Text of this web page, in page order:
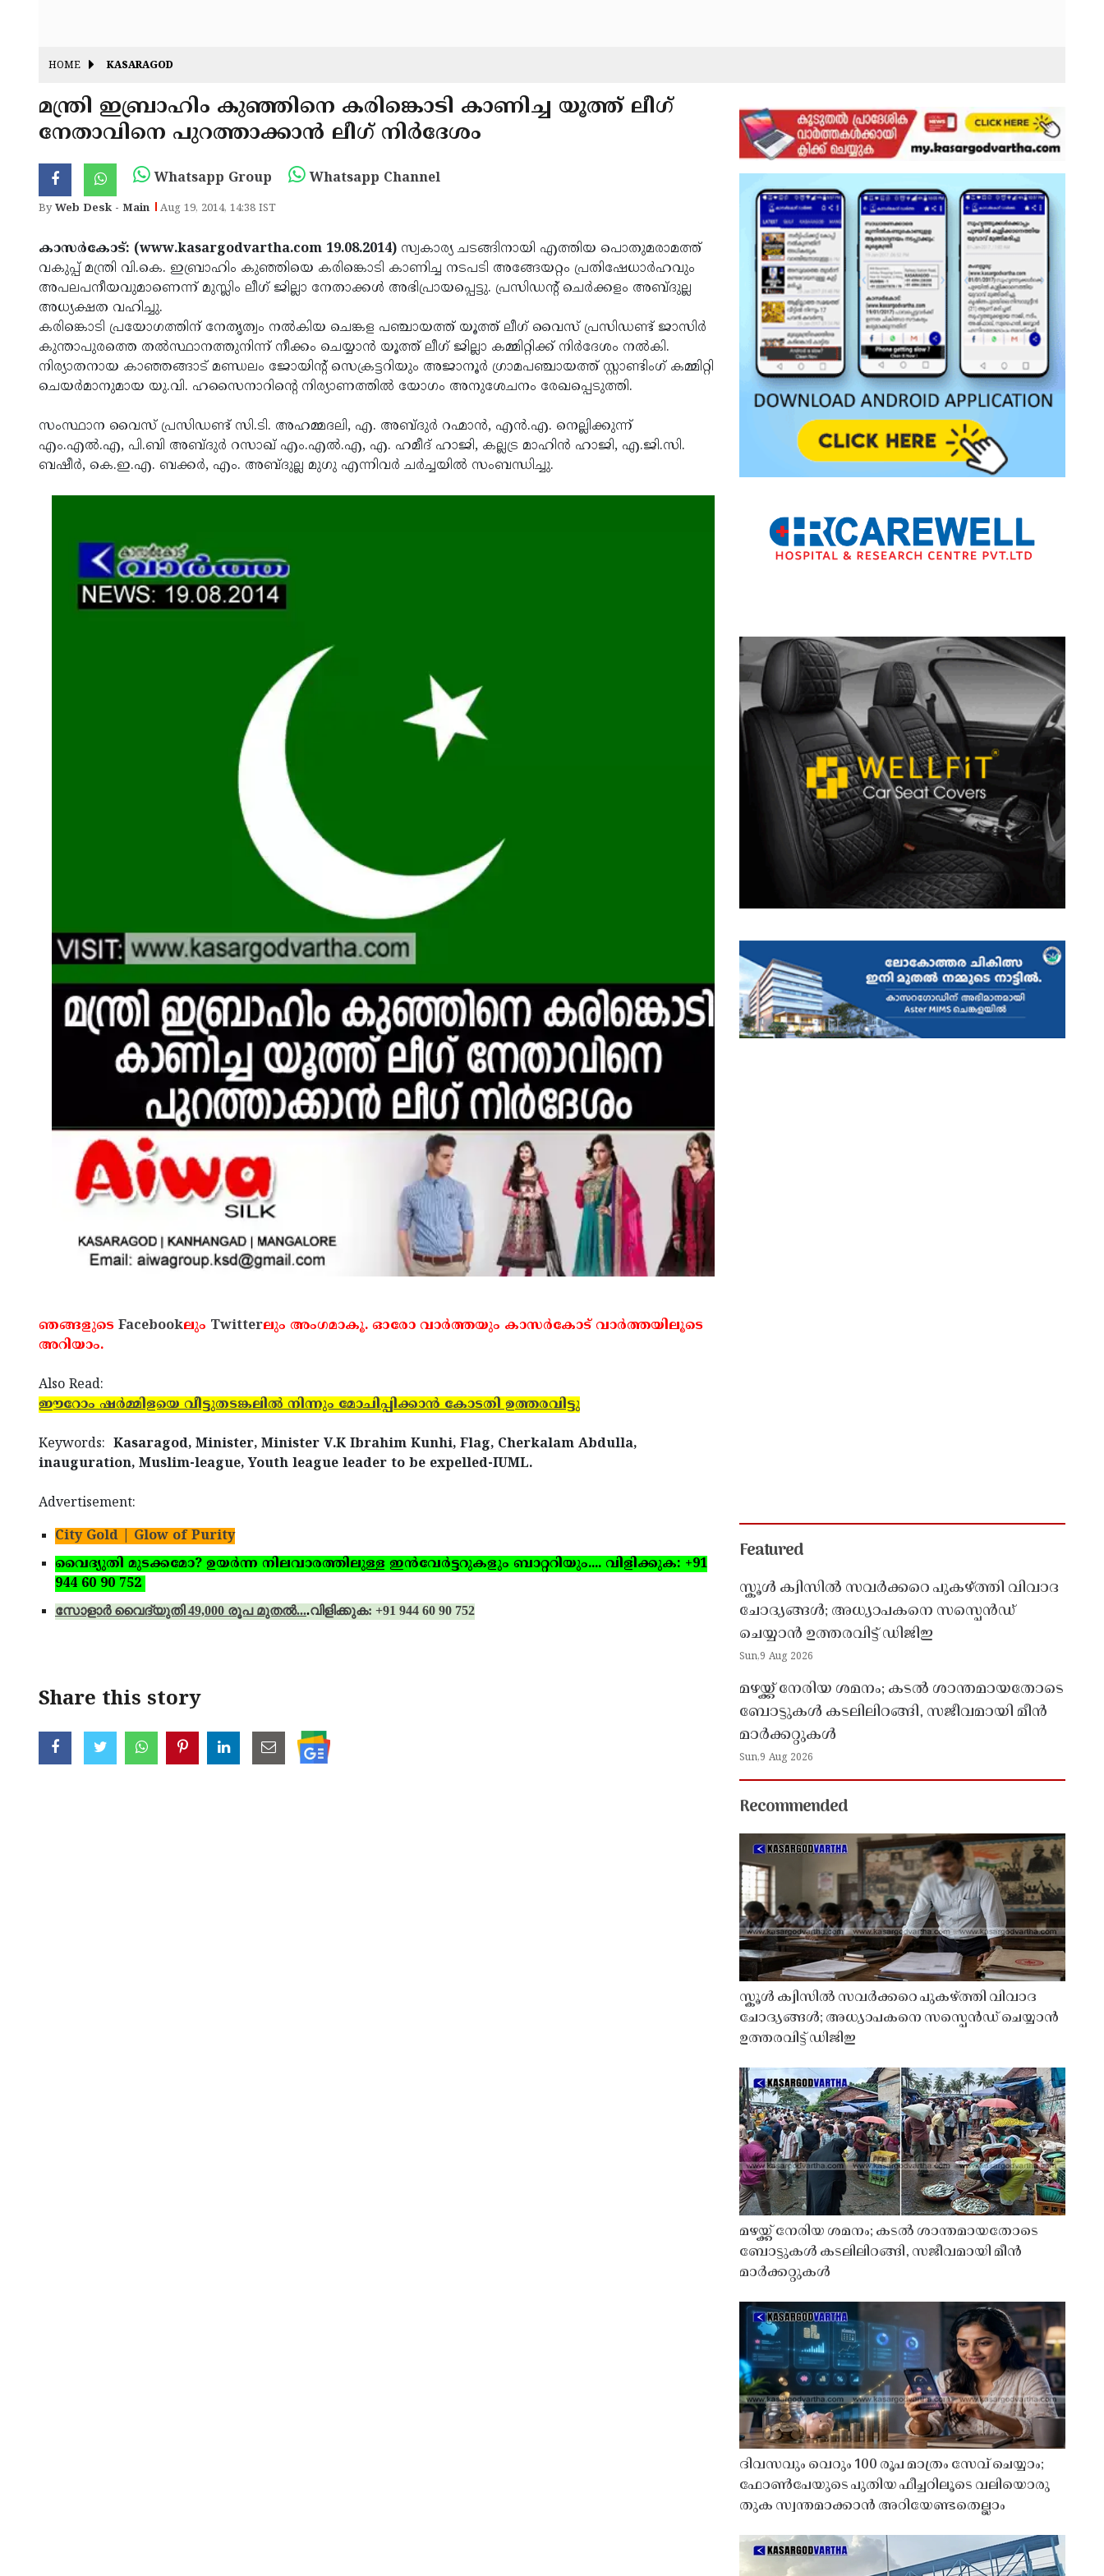
HOME KASARAGOD
മന്ത്രി ഇബ്രാഹിം കുഞ്ഞിനെ കരിങ്കൊടി കാണിച്ച യൂത്ത് ലീഗ്
നേതാവിനെ പുറത്താക്കാന്‍ ലീഗ് നിര്‍ദേശം
Whatsapp Group Whatsapp Channel
ByWeb Desk - Main Aug 19, 2014, 14:38 IST
കാസര്‍കോട്: (www.kasargodvartha.com 19.08.2014) സ്വകാര്യ ചടങ്ങിനായി എത്തിയ പൊതുമരാമത്ത്
വകുപ്പ് മന്ത്രി വി.കെ. ഇബ്രാഹിം കുഞ്ഞിയെ കരിങ്കൊടി കാണിച്ച നടപടി അങ്ങേയറ്റം പ്രതിഷേധാര്‍ഹവും
അപലപനീയവുമാണെന്ന് മുസ്ലിം ലീഗ് ജില്ലാ നേതാക്കള്‍ അഭിപ്രായപ്പെട്ടു. പ്രസിഡന്റ് ചെര്‍ക്കളം അബ്ദുല്ല
അധ്യക്ഷത വഹിച്ചു.
കരിങ്കൊടി പ്രയോഗത്തിന് നേതൃത്വം നല്‍കിയ ചെങ്കള പഞ്ചായത്ത് യൂത്ത് ലീഗ് വൈസ് പ്രസിഡണ്ട് ജാസിര്‍
കുന്താപുരത്തെ തല്‍സ്ഥാനത്തുനിന്ന് നീക്കം ചെയ്യാന്‍ യൂത്ത് ലീഗ് ജില്ലാ കമ്മിറ്റിക്ക് നിര്‍ദേശം നല്‍കി.
നിര്യാതനായ കാഞ്ഞങ്ങാട് മണ്ഡലം ജോയിന്റ് സെക്രട്ടറിയും അജാനൂര്‍ ഗ്രാമപഞ്ചായത്ത് സ്റ്റാണ്ടിംഗ് കമ്മിറ്റി
ചെയര്‍മാനുമായ യു.വി. ഹസൈനാറിന്റെ നിര്യാണത്തില്‍ യോഗം അനുശേചനം രേഖപ്പെടുത്തി.
സംസ്ഥാന വൈസ് പ്രസിഡണ്ട് സി.ടി. അഹമ്മദലി, എ. അബ്ദുര്‍ റഹ്മാന്‍, എന്‍.എ. നെല്ലിക്കുന്ന്
എം.എല്‍.എ, പി.ബി അബ്ദുര്‍ റസാഖ് എം.എല്‍.എ, എ. ഹമീദ് ഹാജി, കല്ലട്ര മാഹിന്‍ ഹാജി, എ.ജി.സി.
ബഷീര്‍, കെ.ഇ.എ. ബക്കര്‍, എം. അബ്ദുല്ല മുഗു എന്നിവര്‍ ചര്‍ച്ചയില്‍ സംബന്ധിച്ചു.
ഞങ്ങളുടെ Facebookലും Twitterലും അംഗമാകൂ. ഓരോ വാര്‍ത്തയും കാസര്‍കോട് വാര്‍ത്തയിലൂടെ
അറിയാം.
Also Read:
ഈറോം ഷര്‍മ്മിളയെ വീട്ടുതടങ്കലില്‍ നിന്നും മോചിപ്പിക്കാന്‍ കോടതി ഉത്തരവിട്ടു
Keywords: Kasaragod, Minister, Minister V.K Ibrahim Kunhi, Flag, Cherkalam Abdulla,
inauguration, Muslim-league, Youth league leader to be expelled-IUML.
Advertisement:
City Gold | Glow of Purity
വൈദ്യുതി മുടക്കമോ? ഉയര്‍ന്ന നിലവാരത്തിലുള്ള ഇന്‍വേര്‍ട്ടറുകളും ബാറ്ററിയും.... വിളിക്കുക: +91
944 60 90 752
സോളാര്‍ വൈദ്യുതി 49,000 രൂപ മുതല്‍....വിളിക്കുക: +91 944 60 90 752
Share this story
Featured
സ്കൂൾ ക്വിസിൽ സവർക്കറെ പുകഴ്ത്തി വിവാദ
ചോദ്യങ്ങൾ; അധ്യാപകനെ സസ്പെൻഡ്
ചെയ്യാൻ ഉത്തരവിട്ട് ഡിജിഇ
Sun,9 Aug 2026
മഴയ്ക്ക് നേരിയ ശമനം; കടൽ ശാന്തമായതോടെ
ബോട്ടുകൾ കടലിലിറങ്ങി, സജീവമായി മീൻ
മാർക്കറ്റുകൾ
Sun,9 Aug 2026
Recommended
സ്കൂൾ ക്വിസിൽ സവർക്കറെ പുകഴ്ത്തി വിവാദ
ചോദ്യങ്ങൾ; അധ്യാപകനെ സസ്പെൻഡ് ചെയ്യാൻ
ഉത്തരവിട്ട് ഡിജിഇ
മഴയ്ക്ക് നേരിയ ശമനം; കടൽ ശാന്തമായതോടെ
ബോട്ടുകൾ കടലിലിറങ്ങി, സജീവമായി മീൻ
മാർക്കറ്റുകൾ
ദിവസവും വെറും 100 രൂപ മാത്രം സേവ് ചെയ്യാം;
ഫോൺപേയുടെ പുതിയ ഫീച്ചറിലൂടെ വലിയൊരു
തുക സ്വന്തമാക്കാൻ അറിയേണ്ടതെല്ലാം